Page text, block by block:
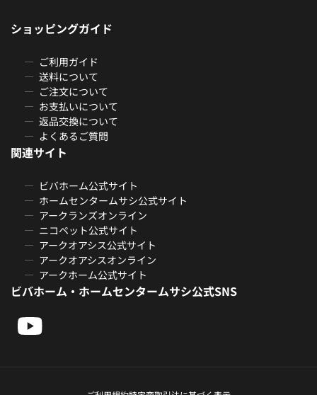
ショッピングガイド
ご利用ガイド
送料について
ご注文について
お支払いについて
返品交換について
よくあるご質問
関連サイト
ビバホーム公式サイト
ホームセンタームサシ公式サイト
アークランズオンライン
ニコペット公式サイト
アークオアシス公式サイト
アークオアシスオンライン
アークホーム公式サイト
ビバホーム・ホームセンタームサシ公式SNS